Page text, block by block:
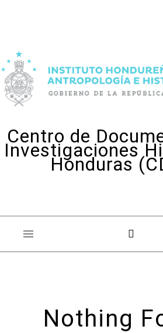
Centro de
Investigaciones
Honduras
Nothing